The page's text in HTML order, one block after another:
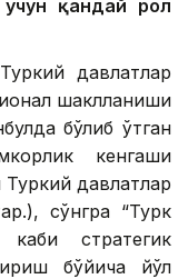
учун қандай рол
давлатлар
шаклланиши
бўлиб ўтган
кенгаши
давлатлар
сўнгра “Турк
стратегик
бўйича йўл